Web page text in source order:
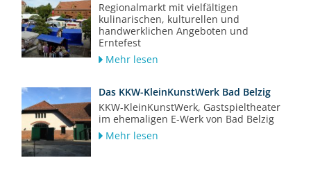
Regionalmarkt mit vielfältigen
kulinarischen, kulturellen und
handwerklichen Angeboten und
Erntefest
Mehr lesen
Das KKW-KleinKunstWerk Bad Belzig
KKW-KleinKunstWerk, Gastspieltheater
im ehemaligen E-Werk von Bad Belzig
Mehr lesen